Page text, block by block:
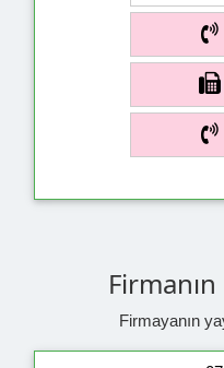
Firmayanın